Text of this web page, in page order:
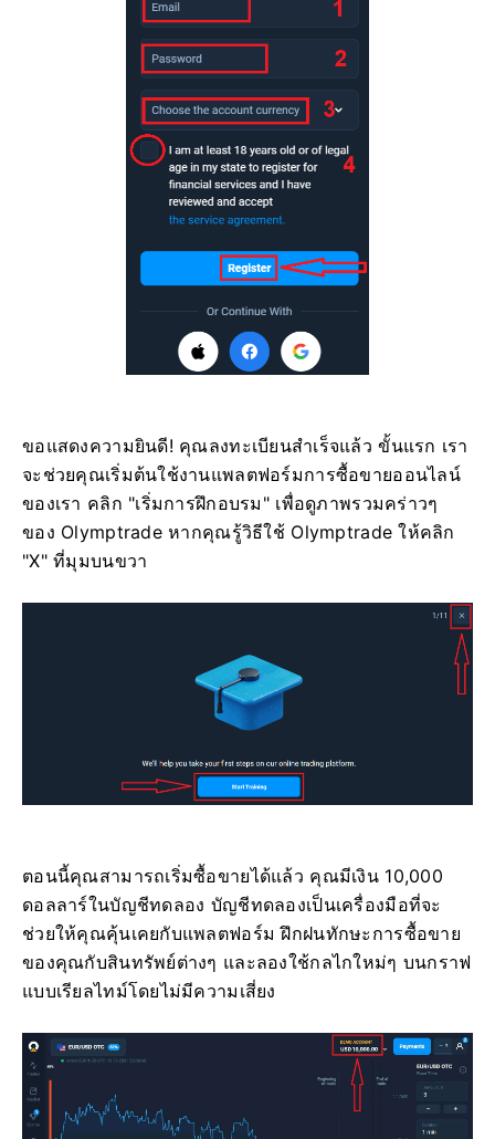
ขอแสดงความยินดี! คุณลงทะเบียนสำเร็จแล้ว ขั้นแรก เรา
จะช่วยคุณเริ่มต้นใช้งานแพลตฟอร์มการซื้อขายออนไลน์
ของเรา คลิก "เริ่มการฝึกอบรม" เพื่อดูภาพรวมคร่าวๆ
ของ Olymptrade หากคุณรู้วิธีใช้ Olymptrade ให้คลิก
"X" ที่มุมบนขวา
ตอนนี้คุณสามารถเริ่มซื้อขายได้แล้ว คุณมีเงิน 10,000
ดอลลาร์ในบัญชีทดลอง บัญชีทดลองเป็นเครื่องมือที่จะ
ช่วยให้คุณคุ้นเคยกับแพลตฟอร์ม ฝึกฝนทักษะการซื้อขาย
ของคุณกับสินทรัพย์ต่างๆ และลองใช้กลไกใหม่ๆ บนกราฟ
แบบเรียลไทม์โดยไม่มีความเสี่ยง